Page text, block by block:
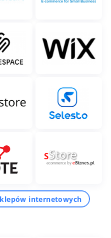
internetowych